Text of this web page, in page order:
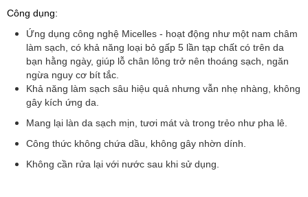
Công dụng:
Ứng dụng công nghệ Micelles - hoạt động như một nam châm
làm sạch, có khả năng loại bỏ gấp 5 lần tạp chất có trên da
bạn hằng ngày, giúp lỗ chân lông trở nên thoáng sạch, ngăn
ngừa nguy cơ bít tắc.
Khả năng làm sạch sâu hiệu quả nhưng vẫn nhẹ nhàng, không
gây kích ứng da.
Mang lại làn da sạch mịn, tươi mát và trong trẻo như pha lê.
Công thức không chứa dầu, không gây nhờn dính.
Không cần rửa lại với nước sau khi sử dụng.